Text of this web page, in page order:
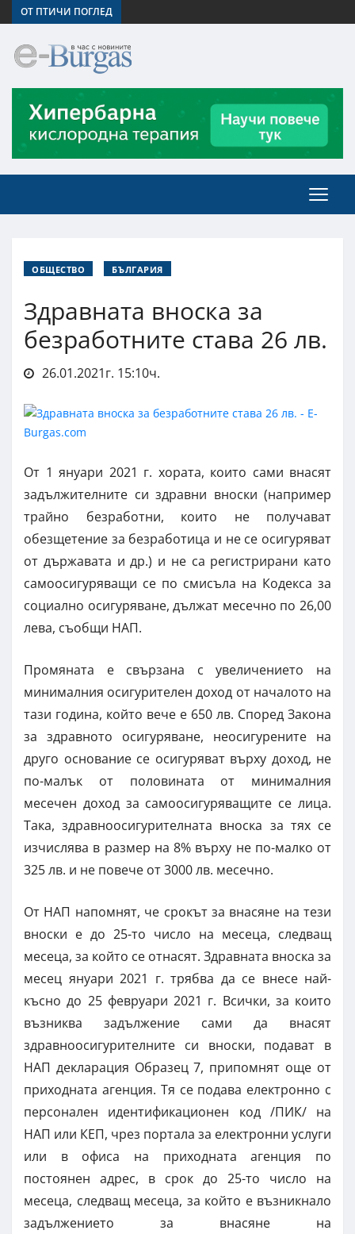
ОТ ПТИЧИ ПОГЛЕД
ОБЩЕСТВО БЪЛГАРИЯ
Здравната вноска за
безработните става 26 лв.
26.01.2021г. 15:10ч.
От 1 януари 2021 г. хората, които сами внасят
задължителните си здравни вноски (например
трайно безработни, които не получават
обезщетение за безработица и не се осигуряват
от държавата и др.) и не са регистрирани като
самоосигуряващи се по смисъла на Кодекса за
социално осигуряване, дължат месечно по 26,00
лева, съобщи НАП.
Промяната е свързана с увеличението на
минималния осигурителен доход от началото на
тази година, който вече е 650 лв. Според Закона
за здравното осигуряване, неосигурените на
друго основание се осигуряват върху доход, не
по-малък от половината от минималния
месечен доход за самоосигуряващите се лица.
Така, здравноосигурителната вноска за тях се
изчислява в размер на 8% върху не по-малко от
325 лв. и не повече от 3000 лв. месечно.
От НАП напомнят, че срокът за внасяне на тези
вноски е до 25-то число на месеца, следващ
месеца, за който се отнасят. Здравната вноска за
месец януари 2021 г. трябва да се внесе най-
късно до 25 февруари 2021 г. Всички, за които
възниква задължение сами да внасят
здравноосигурителните си вноски, подават в
НАП декларация Образец 7, припомнят още от
приходната агенция. Тя се подава електронно с
персонален идентификационен код /ПИК/ на
НАП или КЕП, чрез портала за електронни услуги
или в офиса на приходната агенция по
постоянен адрес, в срок до 25-то число на
месеца, следващ месеца, за който е възникнало
задължението за внасяне на